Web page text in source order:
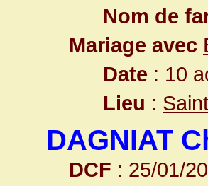
Nom de
Mariage avec
Date : 10
Lieu :
DAGNIAT
DCF : 25/01/